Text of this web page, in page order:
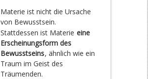
Materie ist nicht die Ursache
von Bewusstsein.
Stattdessen ist Materie eine
Erscheinungsform des
Bewusstseins, ähnlich wie ein
Traum im Geist des
Träumenden.